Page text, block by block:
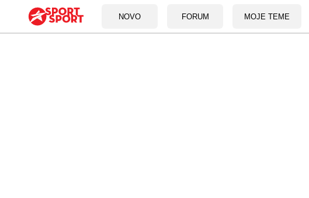
NOVO FORUM MOJE TEME